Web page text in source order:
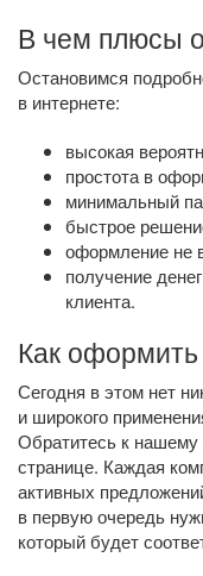
В чем плюсы
Остановимся
в интернете:
высокая
простота в
минимальный
быстрое
оформление не
получение
клиента.
Как
Сегодня в этом нет
и широкого
Обратитесь к нашему
странице. Каждая
активных
в первую очередь
который будет